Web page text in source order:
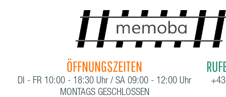
ÖFFNUNGSZEITEN
DI - FR 10:00 - 18:30 Uhr / SA 09:00 - 12:00 Uhr
MONTAGS GESCHLOSSEN